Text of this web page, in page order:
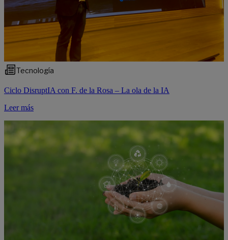
Tecnología
Ciclo DisruptIA con F. de la Rosa – La ola de la IA
Leer más